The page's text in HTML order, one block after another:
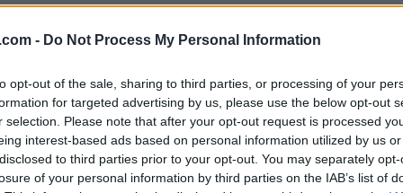
- Do Not Process My Personal Information
opt-out of the sale, sharing to third parties, or processing of your
for targeted advertising by us, please use the below opt-out
selection. Please note that after your opt-out request is processed
interest-based ads based on personal information utilized by us
to third parties prior to your opt-out. You may separately
of your personal information by third parties on the IAB’s list of
i august. Det er også andre runde i
så skal jeg hjem til Oslo. Det viktigste for meg
fra Sverige tok andreplassen.